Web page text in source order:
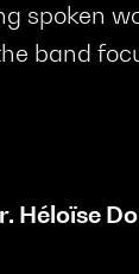
spoken
band
Héloïse